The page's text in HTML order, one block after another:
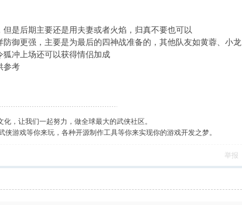
是后期主要还是用夫妻或者火焰，归真不要也可以
御更强，主要是为最后的四神战准备的，其他队友如黄蓉、小龙
冲上场还可以获得情侣加成
参考
，让我们一起努力，做全球最大的武侠社区。
游戏等你来玩，各种开源制作工具等你来实现你的游戏开发之梦。
举报